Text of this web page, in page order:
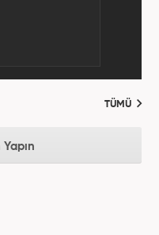
TÜMÜ
Yapın